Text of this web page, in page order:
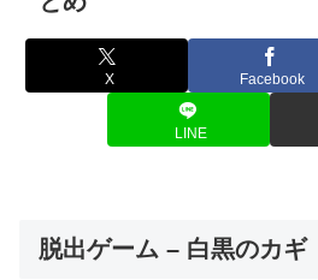
X Facebook
LINE
脱出ゲーム – 白黒のカギ